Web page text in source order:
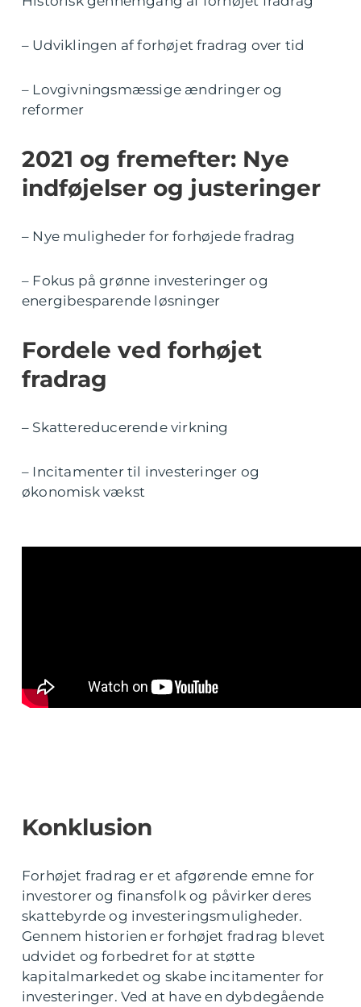
– Udviklingen af forhøjet fradrag over tid
– Lovgivningsmæssige ændringer og
reformer
2021 og fremefter: Nye
indføjelser og justeringer
– Nye muligheder for forhøjede fradrag
– Fokus på grønne investeringer og
energibesparende løsninger
Fordele ved forhøjet
fradrag
– Skattereducerende virkning
– Incitamenter til investeringer og
økonomisk vækst
Konklusion
Forhøjet fradrag er et afgørende emne for
investorer og finansfolk og påvirker deres
skattebyrde og investeringsmuligheder.
Gennem historien er forhøjet fradrag blevet
udvidet og forbedret for at støtte
kapitalmarkedet og skabe incitamenter for
investeringer. Ved at have en dybdegående